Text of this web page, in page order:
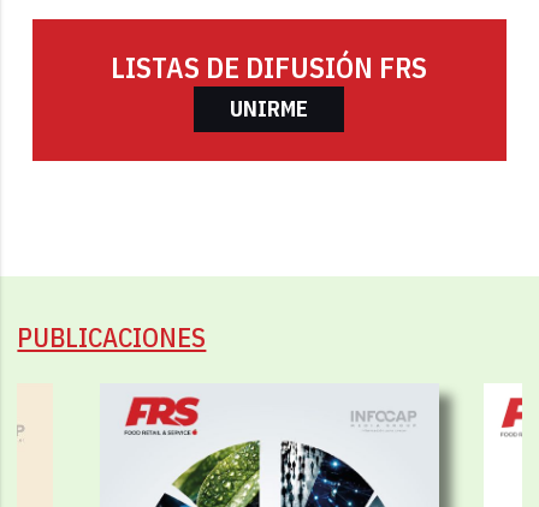
LISTAS DE DIFUSIÓN FRS
UNIRME
PUBLICACIONES